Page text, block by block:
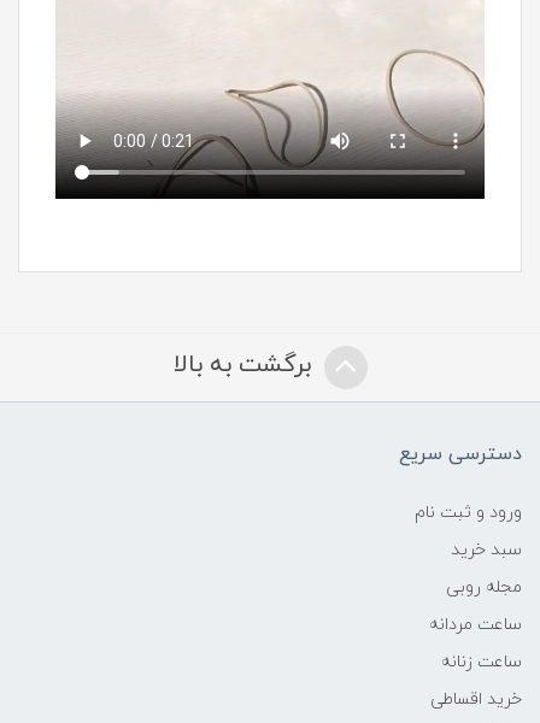
برگشت به بالا
دسترسی سریع
ورود و ثبت نام
سبد خرید
مجله روبی
ساعت مردانه
ساعت زنانه
خرید اقساطی